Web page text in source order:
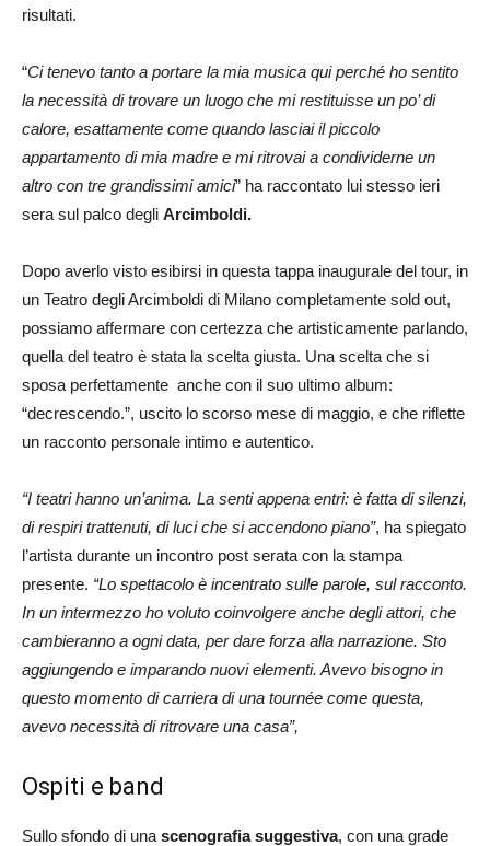
risultati.
“Ci tenevo tanto a portare la mia musica qui perché ho sentito
la necessità di trovare un luogo che mi restituisse un po’ di
calore, esattamente come quando lasciai il piccolo
appartamento di mia madre e mi ritrovai a condividerne un
altro con tre grandissimi amici” ha raccontato lui stesso ieri
sera sul palco degli Arcimboldi.
Dopo averlo visto esibirsi in questa tappa inaugurale del tour, in
un Teatro degli Arcimboldi di Milano completamente sold out,
possiamo affermare con certezza che artisticamente parlando,
quella del teatro è stata la scelta giusta. Una scelta che si
sposa perfettamente anche con il suo ultimo album:
“decrescendo.”, uscito lo scorso mese di maggio, e che riflette
un racconto personale intimo e autentico.
“I teatri hanno un’anima. La senti appena entri: è fatta di silenzi,
di respiri trattenuti, di luci che si accendono piano”, ha spiegato
l’artista durante un incontro post serata con la stampa
presente. “Lo spettacolo è incentrato sulle parole, sul racconto.
In un intermezzo ho voluto coinvolgere anche degli attori, che
cambieranno a ogni data, per dare forza alla narrazione. Sto
aggiungendo e imparando nuovi elementi. Avevo bisogno in
questo momento di carriera di una tournée come questa,
avevo necessità di ritrovare una casa”,
Ospiti e band
Sullo sfondo di una scenografia suggestiva, con una grade